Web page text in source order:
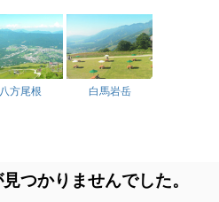
八方尾根 白馬岩岳